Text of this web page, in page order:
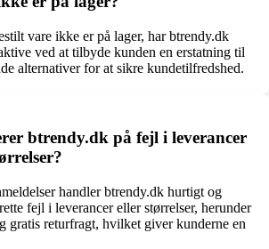
vare ikke er på lager, har btrendy.dk
ved at tilbyde kunden en erstatning til
alternativer for at sikre kundetilfredshed.
btrendy.dk på fejl i leverancer
handler btrendy.dk hurtigt og
fejl i leverancer eller størrelser, herunder
gratis returfragt, hvilket giver kunderne en